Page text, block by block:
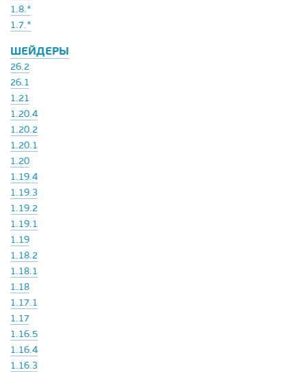
1.8.*
1.7.*
ШЕЙДЕРЫ
26.2
26.1
1.21
1.20.4
1.20.2
1.20.1
1.20
1.19.4
1.19.3
1.19.2
1.19.1
1.19
1.18.2
1.18.1
1.18
1.17.1
1.17
1.16.5
1.16.4
1.16.3